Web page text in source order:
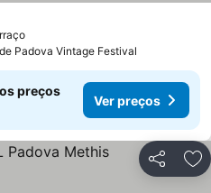
Padova Vintage Festival
preços
Ver preços
Partilhar